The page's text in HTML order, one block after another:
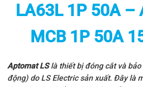
LA63L 1P 50A –
MCB 1P 50A
Aptomat LSlà thiết bị đóng cắt và
động) do LS Electricsản xuất. Đây là